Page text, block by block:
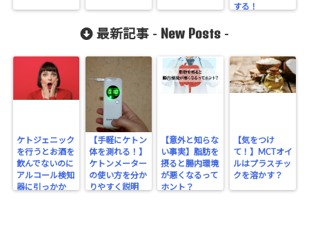
する！
最新記事 - New Posts -
ケトジェニック
を行うとお酒を
飲んでないのに
アルコール検知
器に引っかか
【手軽にケトン
体を測れる！】
ケトンメーター
の使い方を分か
りやすく説明
【意外と知らな
い事実】脂肪を
摂ると腸内環境
が悪くなるって
ホント？
【気をつけ
て！】MCTオイ
ルはプラスチッ
クを溶かす？